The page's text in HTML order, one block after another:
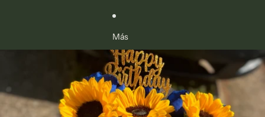
Más
Ir directamente a la información del producto